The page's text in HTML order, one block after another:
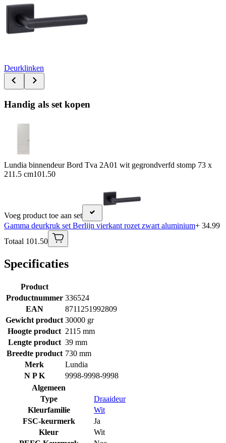
Deurklinken
Handig als set kopen
Lundia binnendeur Bord Tva 2A01 wit gegrondverfd stomp 73 x
211.5 cm101.50
Voeg product toe aan set
Gamma deurkruk set Berlijn vierkant rozet zwart aluminium+ 34.99
Totaal 101.50
Specificaties
Product
Productnummer 336524
EAN
8711251992809
Gewicht product 30000 gr
Hoogte product 2115 mm
Lengte product 39 mm
Breedte product 730 mm
Merk
Lundia
N P K
9998-9998-9998
Algemeen
Type
Draaideur
Kleurfamilie
Wit
FSC-keurmerk
Ja
Kleur
Wit